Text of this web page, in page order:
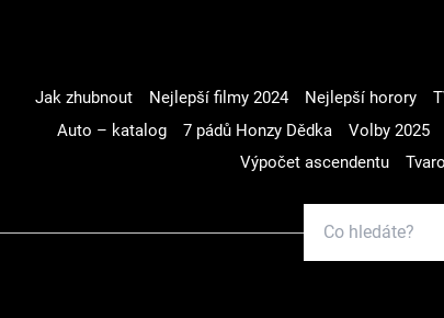
Jak zhubnout Nejlepší filmy 2024 Nejlepší horory
Auto – katalog
7 pádů Honzy Dědka Volby 2025
Výpočet ascendentu